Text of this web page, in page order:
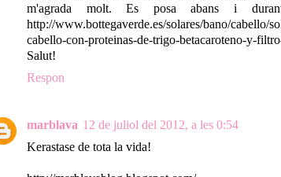
m'agrada molt. Es posa abans i
http://www.bottegaverde.es/solares/bano/cabello/
cabello-con-proteinas-de-trigo-betacaroteno-y-
Salut!
Respon
marblava 12 de juliol del 2012, a les 0:54
Kerastase de tota la vida!